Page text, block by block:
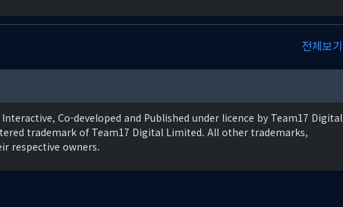
전체보기
Co-developed and Published under licence by Team17 Digital
trademark of Team17 Digital Limited. All other trademarks,
respective owners.